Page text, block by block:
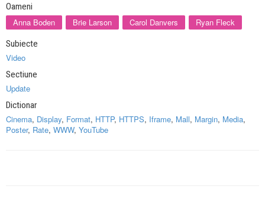
Oameni
Anna Boden Brie Larson Carol Danvers Ryan Fleck
Subiecte
Video
Sectiune
Update
Dictionar
Cinema, Display, Format, HTTP, HTTPS, Iframe, Mall, Margin, Media,
Poster, Rate, WWW, YouTube